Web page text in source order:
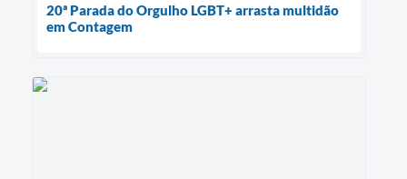
20ª Parada do Orgulho LGBT+ arrasta multidão
em Contagem